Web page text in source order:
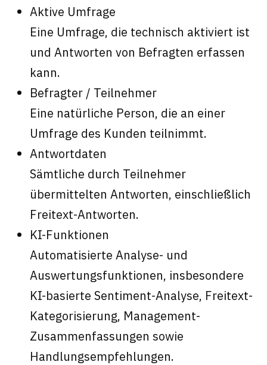
Aktive Umfrage
Eine Umfrage, die technisch aktiviert ist
und Antworten von Befragten erfassen
kann.
Befragter / Teilnehmer
Eine natürliche Person, die an einer
Umfrage des Kunden teilnimmt.
Antwortdaten
Sämtliche durch Teilnehmer
übermittelten Antworten, einschließlich
Freitext-Antworten.
KI-Funktionen
Automatisierte Analyse- und
Auswertungsfunktionen, insbesondere
KI-basierte Sentiment-Analyse, Freitext-
Kategorisierung, Management-
Zusammenfassungen sowie
Handlungsempfehlungen.